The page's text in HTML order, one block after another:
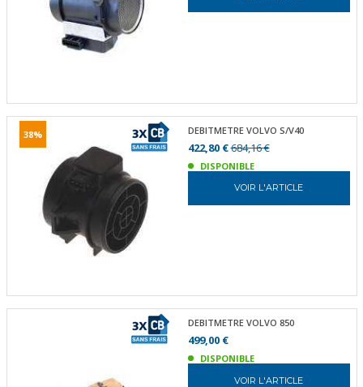
38% DEBITMETRE VOLVO S/V40
422,80 €684,16 €
DISPONIBLE
VOIR L'ARTICLE
DEBITMETRE VOLVO 850
499,00 €
DISPONIBLE
VOIR L'ARTICLE